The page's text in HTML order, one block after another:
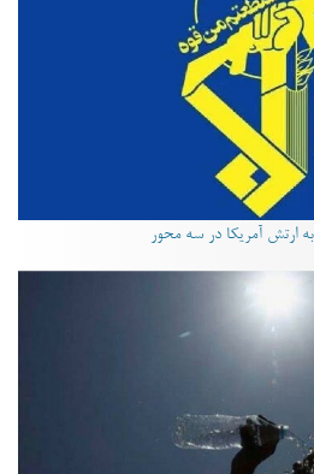
ارتش آمریکا در سه محور